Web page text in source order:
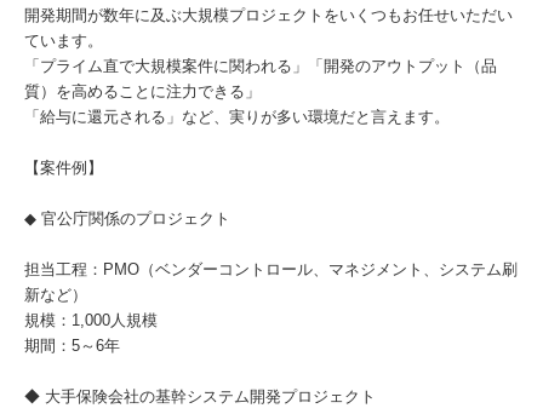
開発期間が数年に及ぶ大規模プロジェクトをいくつもお任せいただい
ています。
「プライム直で大規模案件に関われる」「開発のアウトプット（品
質）を高めることに注力できる」
「給与に還元される」など、実りが多い環境だと言えます。
【案件例】
◆ 官公庁関係のプロジェクト
担当工程：PMO（ベンダーコントロール、マネジメント、システム刷
新など）
規模：1,000人規模
期間：5～6年
◆ 大手保険会社の基幹システム開発プロジェクト